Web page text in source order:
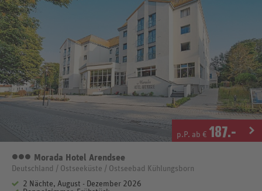
p.P. ab € 187.-
3 Sterne
Morada Hotel Arendsee
Deutschland / Ostseeküste / Ostseebad Kühlungsborn
2 Nächte, August - Dezember 2026